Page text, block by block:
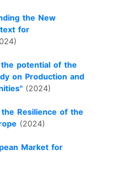
the New
for
potential of the
on Production and
(2024)
Resilience of the
(2024)
Market for